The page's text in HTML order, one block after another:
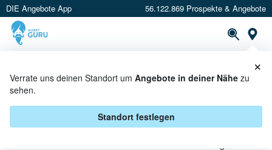
DIE Angebote App 56.122.869 Prospekte & Angebote
Verrate uns deinen Standort um Angebote in deiner Nähe zu
sehen.
Standort festlegen
×
SALAMI ANGEBOTE & AKTIONEN
BEI MARKANT NW